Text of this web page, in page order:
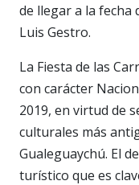
de llegar a la fecha
Luis Gestro.
La Fiesta de las
con carácter
2019, en virtud de
culturales más
Gualeguaychú. El
turístico que es